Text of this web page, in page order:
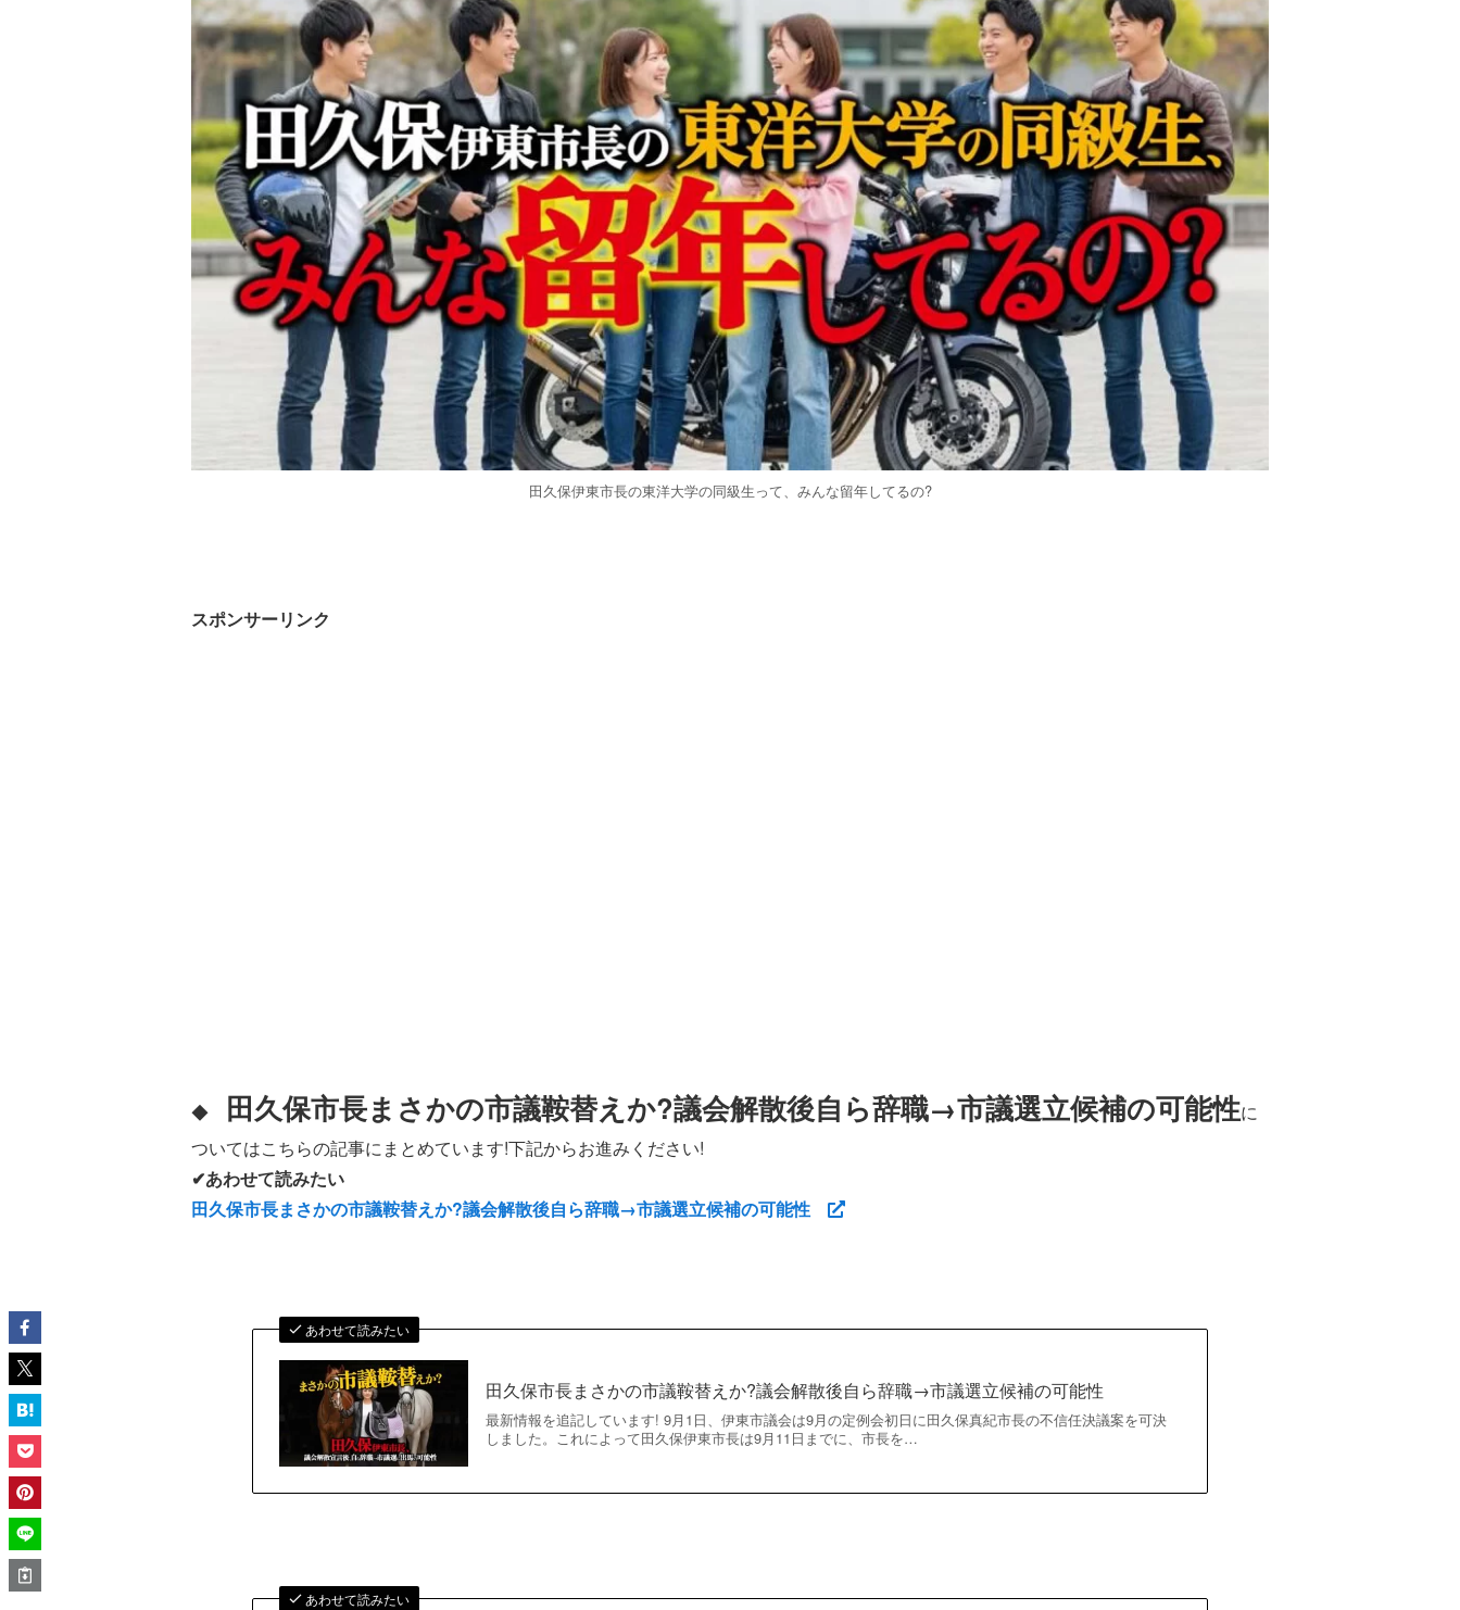
田久保伊東市長の東洋大学の同級生って、みんな留年してるの?
スポンサーリンク
◆ 田久保市長まさかの市議鞍替えか?議会解散後自ら辞職→市議選立候補の可能性に
ついてはこちらの記事にまとめています!下記からお進みください!
✔あわせて読みたい
田久保市長まさかの市議鞍替えか?議会解散後自ら辞職→市議選立候補の可能性
あわせて読みたい
田久保市長まさかの市議鞍替えか?議会解散後自ら辞職→市議選立候補の可能性
最新情報を追記しています! 9月1日、伊東市議会は9月の定例会初日に田久保真紀市長の不信任決議案を可決
しました。これによって田久保伊東市長は9月11日までに、市長を…
あわせて読みたい